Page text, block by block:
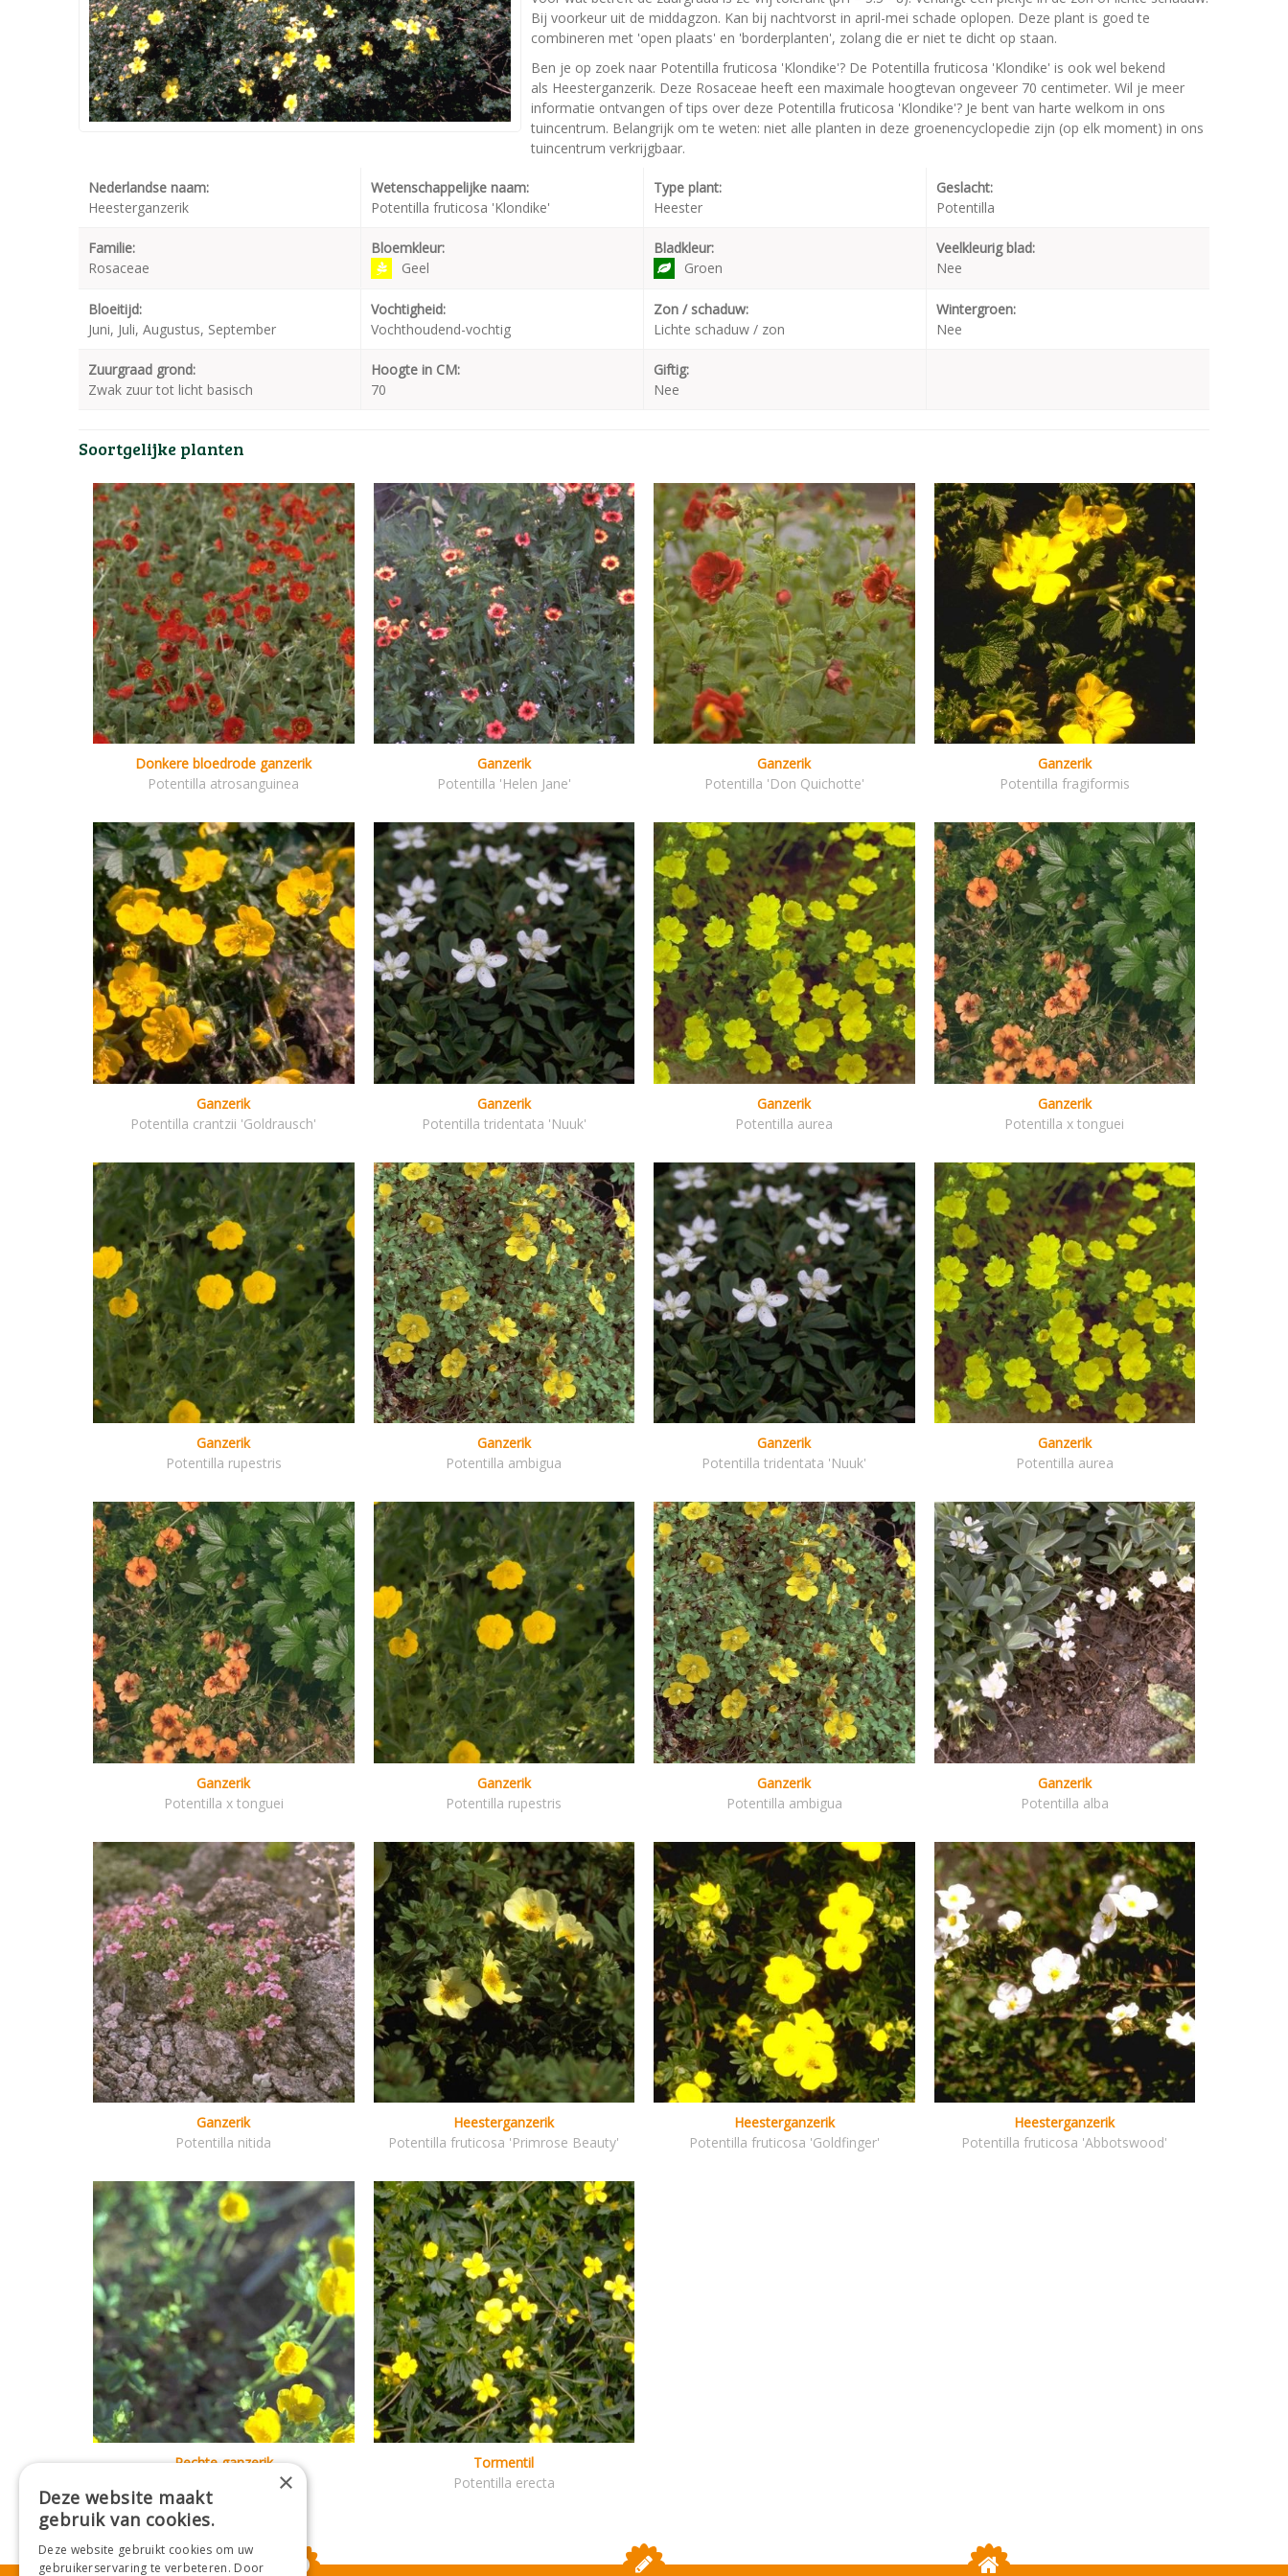
Bij voorkeur uit de middagzon. Kan bij nachtvorst in april-mei schade oplopen. Deze plant is goed te
combineren met 'open plaats' en 'borderplanten', zolang die er niet te dicht op staan.
Ben je op zoek naar Potentilla fruticosa 'Klondike'? De Potentilla fruticosa 'Klondike' is ook wel bekend
als Heesterganzerik. Deze Rosaceae heeft een maximale hoogtevan ongeveer 70 centimeter. Wil je meer
informatie ontvangen of tips over deze Potentilla fruticosa 'Klondike'? Je bent van harte welkom in ons
tuincentrum. Belangrijk om te weten: niet alle planten in deze groenencyclopedie zijn (op elk moment) in ons
tuincentrum verkrijgbaar.
Nederlandse naam:
Heesterganzerik
Wetenschappelijke naam:
Potentilla fruticosa 'Klondike'
Type plant:
Heester
Geslacht:
Potentilla
Familie:
Rosaceae
Bloemkleur:
Geel
Bladkleur:
Groen
Veelkleurig blad:
Nee
Bloeitijd:
Juni, Juli, Augustus, September
Vochtigheid:
Vochthoudend-vochtig
Zon / schaduw:
Lichte schaduw / zon
Wintergroen:
Nee
Zuurgraad grond:
Zwak zuur tot licht basisch
Hoogte in CM:
70
Giftig:
Nee
Soortgelijke planten
Donkere bloedrode ganzerik
Potentilla atrosanguinea
Ganzerik
Potentilla 'Helen Jane'
Ganzerik
Potentilla 'Don Quichotte'
Ganzerik
Potentilla fragiformis
Ganzerik
Potentilla crantzii 'Goldrausch'
Ganzerik
Potentilla tridentata 'Nuuk'
Ganzerik
Potentilla aurea
Ganzerik
Potentilla x tonguei
Ganzerik
Potentilla rupestris
Ganzerik
Potentilla ambigua
Ganzerik
Potentilla tridentata 'Nuuk'
Ganzerik
Potentilla aurea
Ganzerik
Potentilla x tonguei
Ganzerik
Potentilla rupestris
Ganzerik
Potentilla ambigua
Ganzerik
Potentilla alba
Ganzerik
Potentilla nitida
Heesterganzerik
Potentilla fruticosa 'Primrose Beauty'
Heesterganzerik
Potentilla fruticosa 'Goldfinger'
Heesterganzerik
Potentilla fruticosa 'Abbotswood'
Rechte ganzerik
Potentilla recta 'Warrenii'
Tormentil
Potentilla erecta
×
Deze website maakt
gebruik van cookies.
Deze website gebruikt cookies om uw
gebruikerservaring te verbeteren. Door